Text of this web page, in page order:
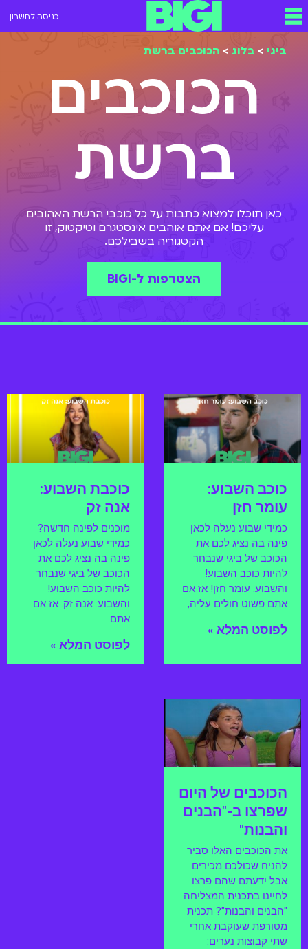
כניסה לחשבון
ביגי > בלוג > הכוכבים ברשת
הכוכבים
ברשת
כאן תוכלו למצוא כתבות על כל כוכבי הרשת האהובים
עליכם! אם אתם אוהבים אינסטגרם וטיקטוק, זו
הקטגוריה בשבילכם.
הצטרפות ל-BIGI
כוכב השבוע:
עומר חזן
כמידי שבוע נעלה לכאן
פינה בה נציג לכם את
הכוכב של ביגי שנבחר
להיות כוכב השבוע!
והשבוע: עומר חזן! אז אם
אתם פשוט חולים עליה,
לפוסט המלא »
כוכבת השבוע:
אנה זק
מוכנים לפינה חדשה?
כמידי שבוע נעלה לכאן
פינה בה נציג לכם את
הכוכב של ביגי שנבחר
להיות כוכב השבוע!
והשבוע: אנה זק. אז אם
אתם
לפוסט המלא »
הכוכבים של היום
שפרצו ב-"הבנים
והבנות"
את הכוכבים האלו סביר
להניח שכולכם מכירים.
אבל ידעתם שהם פרצו
לחיינו בתכנית המצליחה
"הבנים והבנות"? תכנית
מטורפת שעוקבת אחרי
שתי קבוצות נערים: